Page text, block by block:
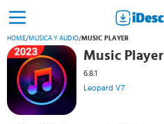
HOME/MÚSICA Y AUDIO/MUSIC PLAYER
Music Player
6.8.1
Leopard V7